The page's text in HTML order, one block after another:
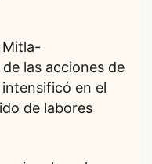
Mitla-
las acciones de
en el
de labores